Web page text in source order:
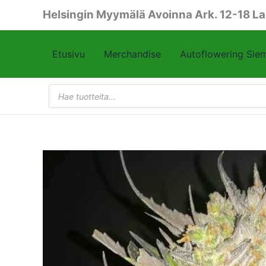
Helsingin Myymälä Avoinna Ark. 12-18
Etusivu Merchandise Autoflowering
Products
search